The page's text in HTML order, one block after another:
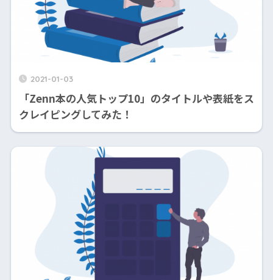
2021-01-03
「Zenn本の人気トップ10」のタイトルや表紙をス
クレイピングしてみた！